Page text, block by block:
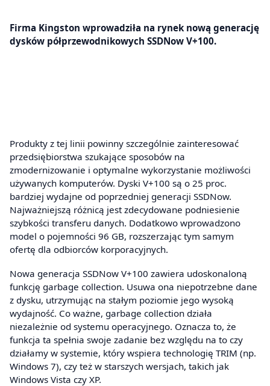
Firma Kingston wprowadziła na rynek nową generację
dysków półprzewodnikowych SSDNow V+100.
Produkty z tej linii powinny szczególnie zainteresować
przedsiębiorstwa szukające sposobów na
zmodernizowanie i optymalne wykorzystanie możliwości
używanych komputerów. Dyski V+100 są o 25 proc.
bardziej wydajne od poprzedniej generacji SSDNow.
Najważniejszą różnicą jest zdecydowane podniesienie
szybkości transferu danych. Dodatkowo wprowadzono
model o pojemności 96 GB, rozszerzając tym samym
ofertę dla odbiorców korporacyjnych.
Nowa generacja SSDNow V+100 zawiera udoskonaloną
funkcję garbage collection. Usuwa ona niepotrzebne dane
z dysku, utrzymując na stałym poziomie jego wysoką
wydajność. Co ważne, garbage collection działa
niezależnie od systemu operacyjnego. Oznacza to, że
funkcja ta spełnia swoje zadanie bez względu na to czy
działamy w systemie, który wspiera technologię TRIM (np.
Windows 7), czy też w starszych wersjach, takich jak
Windows Vista czy XP.